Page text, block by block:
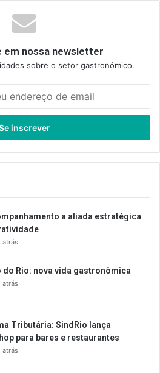
em nossa newsletter
sobre o setor gastronômico.
a aliada estratégica
atrás
do Rio: nova vida gastronômica
atrás
Tributária: SindRio lança
para bares e restaurantes
atrás